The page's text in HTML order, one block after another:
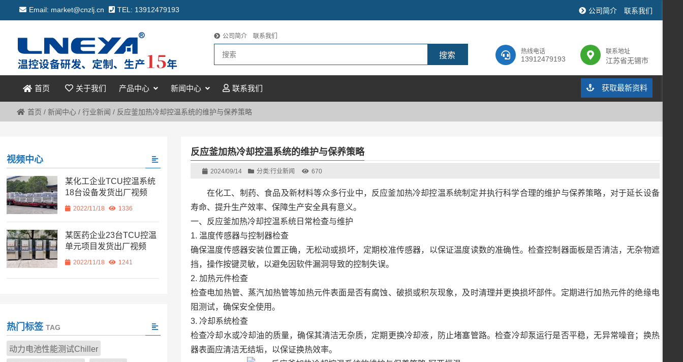
Email: market@cnzlj.cn TEL: 13912479193 公司简介 联系我们
热线电话
13912479193
联系地址
江苏省无锡市
公司简介 联系我们
首页 关于我们 产品中心 新闻中心 联系我们 获取最新资料
首页 / 新闻中心/ 行业新闻 / 反应釜加热冷却控温系统的维护与保养策略
反应釜加热冷却控温系统的维护与保养策略
2024/09/14 分类:行业新闻 670
在化工、制药、食品及新材料等众多行业中，反应釜加热冷却控温系统制定并执行科学合理的维护与保养策略，对于延长设备
寿命、提升生产效率、保障生产安全具有意义。
一、反应釜加热冷却控温系统日常检查与维护
1. 温度传感器与控制器检查
确保温度传感器安装位置正确，无松动或损坏，定期校准传感器，以保证温度读数的准确性。检查控制器面板是否清洁，无杂物遮
挡，操作按键灵敏，以避免因软件漏洞导致的控制失误。
2. 加热元件检查
检查电加热管、蒸汽加热管等加热元件表面是否有腐蚀、破损或积灰现象，及时清理并更换损坏部件。定期进行加热元件的绝缘电
阻测试，确保安全使用。
3. 冷却系统检查
检查冷却水或冷却油的质量，确保其清洁无杂质，定期更换冷却液，防止堵塞管路。检查冷却泵运行是否平稳，无异常噪音；换热
器表面应清洁无结垢，以保证换热效率。
视频中心
某化工企业TCU控温系统
18台设备发货出厂视频
2022/11/18 1336
某医药企业23台TCU控温
单元项目发货出厂视频
2022/11/18 1241
热门标签 TAG
动力电池性能测试Chiller